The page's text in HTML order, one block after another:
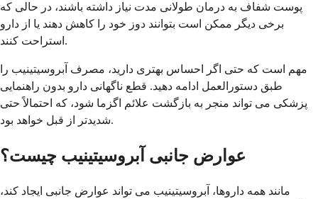
پوست شفاف به درمان طولانی مدت نیاز داشته باشند، در حالی که
برخی دیگر ممکن است بتوانند دوز خود را کاهش دهند یا از دارو
استراحت کنند.
مهم است که حتی اگر احساس بهتری دارید، مصرف آبروسیتینیب را
طبق دستورالعمل ادامه دهید. قطع ناگهانی دارو بدون راهنمایی
پزشکی می تواند منجر به بازگشت علائم اگزما شود، که احتمالاً حتی
شدیدتر از قبل خواهد بود.
عوارض جانبی آبروسیتینیب چیست؟
مانند همه داروها، آبروسیتینیب می تواند عوارض جانبی ایجاد کند،